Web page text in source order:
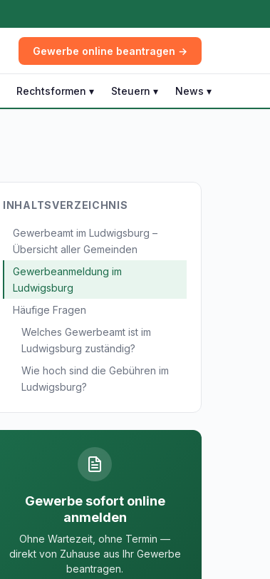
Gewerbe online beantragen →
Rechtsformen ▾ Steuern ▾ News ▾
INHALTSVERZEICHNIS
Gewerbeamt im Ludwigsburg –
Übersicht aller Gemeinden
Gewerbeanmeldung im
Ludwigsburg
Häufige Fragen
Welches Gewerbeamt ist im
Ludwigsburg zuständig?
Wie hoch sind die Gebühren im
Ludwigsburg?
Gewerbe sofort online
anmelden
Ohne Wartezeit, ohne Termin —
direkt von Zuhause aus Ihr Gewerbe
beantragen.